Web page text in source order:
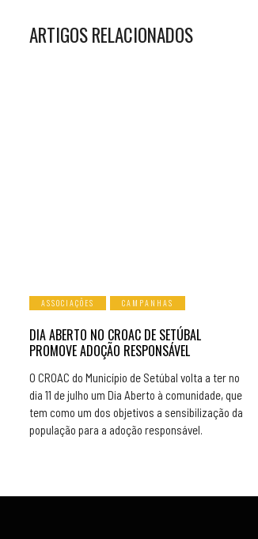
ARTIGOS RELACIONADOS
ASSOCIAÇÕES CAMPANHAS
DIA ABERTO NO CROAC DE SETÚBAL
PROMOVE ADOÇÃO RESPONSÁVEL
O CROAC do Município de Setúbal volta a ter no
dia 11 de julho um Dia Aberto à comunidade, que
tem como um dos objetivos a sensibilização da
população para a adoção responsável.